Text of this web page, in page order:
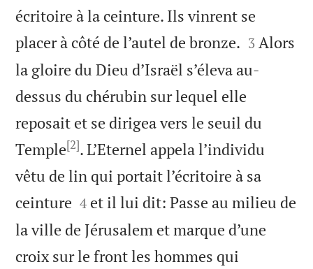
écritoire à la ceinture. Ils vinrent se
placer à côté de l’autel de bronze. 

3 Alors
la gloire du Dieu d’Israël s’éleva au-
dessus du chérubin sur lequel elle
reposait et se dirigea vers le seuil du
Temple[2]. L’Eternel appela l’individu
vêtu de lin qui portait l’écritoire à sa
ceinture 

4 et il lui dit: Passe au milieu de
la ville de Jérusalem et marque d’une
croix sur le front les hommes qui